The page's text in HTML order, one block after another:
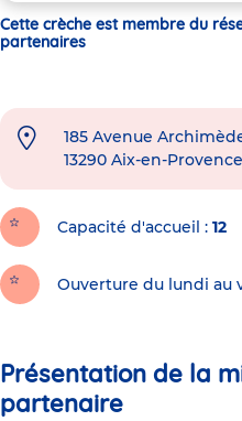
Cette crèche est membre du
partenaires
185 Avenue
13290 Aix-en-Provence
Capacité d'accueil 12
Ouverture du lundi au
Présentation de la
partenaire